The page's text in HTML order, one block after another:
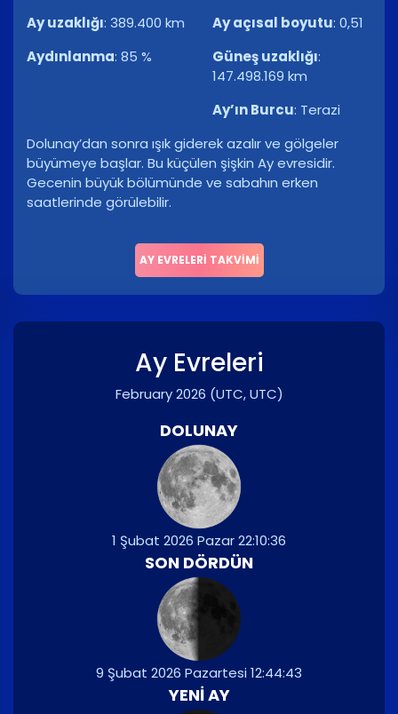
Ay uzaklığı: 389.400 km
Aydınlanma: 85 %
Ay açısal boyutu: 0,51
Güneş uzaklığı:
147.498.169 km
Ay’ın Burcu: Terazi
Dolunay’dan sonra ışık giderek azalır ve gölgeler
büyümeye başlar. Bu küçülen şişkin Ay evresidir.
Gecenin büyük bölümünde ve sabahın erken
saatlerinde görülebilir.
AY EVRELERI TAKVIMI
Ay Evreleri
February 2026 (UTC, UTC)
DOLUNAY
1 Şubat 2026 Pazar 22:10:36
SON DÖRDÜN
9 Şubat 2026 Pazartesi 12:44:43
YENI AY